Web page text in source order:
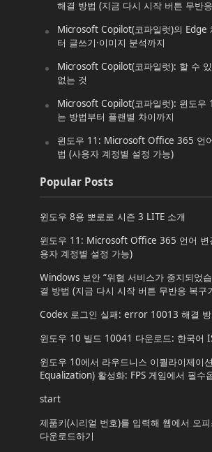
해결 방법 (지금 다시 시작 버튼 무반
Microsoft Copilot(코파일럿)의 Edge
터 글쓰기·이미지 분석까지
Microsoft Copilot(코파일럿): 할 수
없는 것
Microsoft Copilot(코파일럿): 윈도우
는 방법부터 플랜별 차이까지
윈도우 11: Microsoft Office 365 언
법 (사용자 계정별 설정 가능)
Popular Posts
윈도우 8용 뽀로로 시즌 3 LITE 소개
윈도우 11: Microsoft Office 365 언어 변
용자 계정별 설정 가능)
Windows 보안 “위협 서비스가 중지되었
결 방법 (지금 다시 시작 버튼 무반응 복구
Codex 로그인 실패: error 10013 해결 방
윈도우 10 빌드 10041 다운로드: 한국어
윈도우 10에서 라우드니스 이퀄라이제이
Equalization) 활성화: FPS 게임에서 필수
start
제품키(시리얼 번호)를 입력해 웹에서 오
다운로드하기